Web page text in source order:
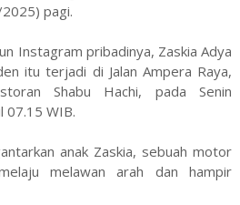
pagi.
Instagram pribadinya, Zaskia Adya
itu terjadi di Jalan Ampera Raya,
Shabu Hachi, pada Senin
07.15 WIB.
anak Zaskia, sebuah motor
melawan arah dan hampir